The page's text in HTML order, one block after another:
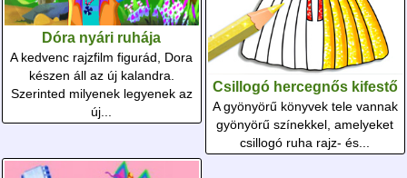
Dóra nyári ruhája
A kedvenc rajzfilm figurád, Dora
készen áll az új kalandra.
Szerinted milyenek legyenek az
új...
Csillogó hercegnős kifestő
A gyönyörű könyvek tele vannak
gyönyörű színekkel, amelyeket
csillogó ruha rajz- és...